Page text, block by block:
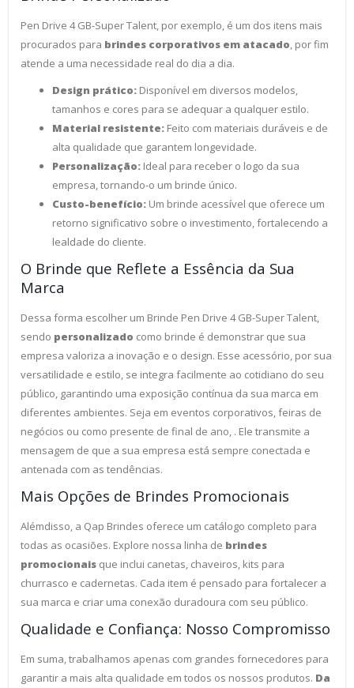
Pen Drive 4 GB-Super Talent, por exemplo, é um dos itens mais
procurados para brindes corporativos em atacado , por fim
atende a uma necessidade real do dia a dia.
Design prático: Disponível em diversos modelos,
tamanhos e cores para se adequar a qualquer estilo.
Material resistente: Feito com materiais duráveis e de
alta qualidade que garantem longevidade.
Personalização: Ideal para receber o logo da sua
empresa, tornando-o um brinde único.
Custo-benefício: Um brinde acessível que oferece um
retorno significativo sobre o investimento, fortalecendo a
lealdade do cliente.
O Brinde que Reflete a Essência da Sua
Marca
Dessa forma escolher um Brinde Pen Drive 4 GB-Super Talent,
sendo personalizado como brinde é demonstrar que sua
empresa valoriza a inovação e o design. Esse acessório, por sua
versatilidade e estilo, se integra facilmente ao cotidiano do seu
público, garantindo uma exposição contínua da sua marca em
diferentes ambientes. Seja em eventos corporativos, feiras de
negócios ou como presente de final de ano, . Ele transmite a
mensagem de que a sua empresa está sempre conectada e
antenada com as tendências.
Mais Opções de Brindes Promocionais
Alémdisso, a Qap Brindes oferece um catálogo completo para
todas as ocasiões. Explore nossa linha de brindes
promocionais que inclui canetas, chaveiros, kits para
churrasco e cadernetas. Cada item é pensado para fortalecer a
sua marca e criar uma conexão duradoura com seu público.
Qualidade e Confiança: Nosso Compromisso
Em suma, trabalhamos apenas com grandes fornecedores para
garantir a mais alta qualidade em todos os nossos produtos. Da